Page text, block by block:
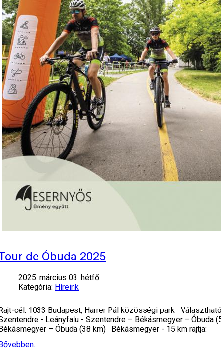
de Óbuda 2025
2025. március 03. hétfő
Kategória: Híreink
cél: 1033 Budapest, Harrer Pál közösségi park
- Leányfalu - Szentendre – Békásmegyer – Óbuda
– Óbuda (38 km) Békásmegyer - 15 km rajtja: